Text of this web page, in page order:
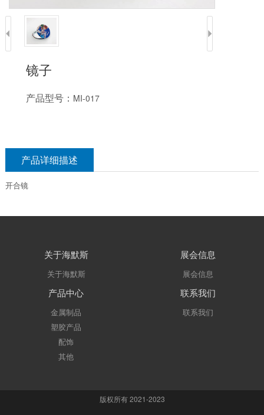
镜子
产品型号： MI-017
产品详细描述
开合镜
关于海默斯
关于海默斯
展会信息
展会信息
产品中心
金属制品
塑胶产品
配饰
其他
联系我们
联系我们
版权所有 2021-2023